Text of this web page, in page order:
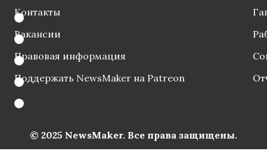
Контакты
Вакансии
Правовая информация
Поддержать NewsMaker на Patreon
© 2025 NewsMaker. Все права защищены.